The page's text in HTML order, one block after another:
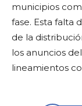
municipios
fase. Esta falta
de la
los anuncios
lineamientos